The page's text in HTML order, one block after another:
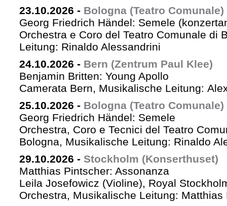
23.10.2026 - Bologna (Teatro Comunale)
Georg Friedrich Händel: Semele
Orchestra e Coro del Teatro Comunale di
Leitung: Rinaldo Alessandrini
24.10.2026 - Bern (Zentrum Paul Klee)
Benjamin Britten: Young Apollo
Camerata Bern, Musikalische Leitung:
25.10.2026 - Bologna (Teatro Comunale)
Georg Friedrich Händel: Semele
Orchestra, Coro e Tecnici del Teatro
Bologna, Musikalische Leitung: Rinaldo
29.10.2026 - Stockholm (Konserthuset)
Matthias Pintscher: Assonanza
Leila Josefowicz (Violine), Royal
Orchestra, Musikalische Leitung: Matthias